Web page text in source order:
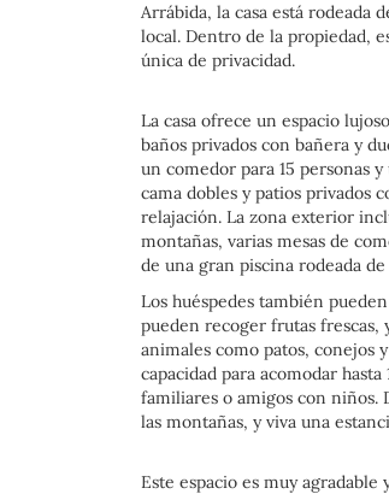
Arrábida, la casa está rodeada
local. Dentro de la propiedad,
única de privacidad.
La casa ofrece un espacio
baños privados con bañera y
un comedor para 15 personas
cama dobles y patios privados
relajación. La zona exterior
montañas, varias mesas de
de una gran piscina rodeada
Los huéspedes también
pueden recoger frutas
animales como patos, conejos
capacidad para acomodar
familiares o amigos con niños.
las montañas, y viva una
Este espacio es muy